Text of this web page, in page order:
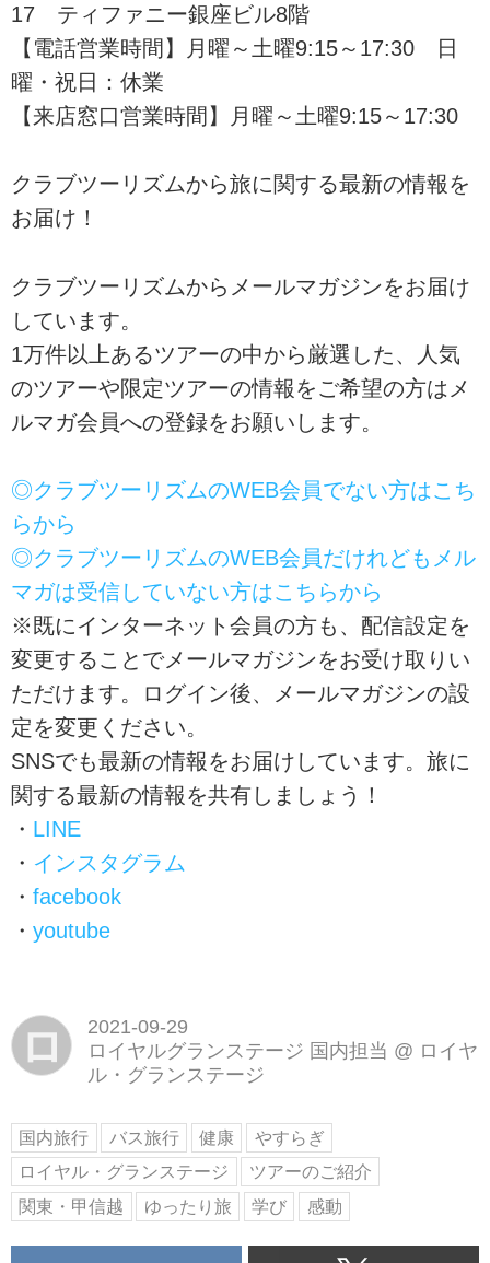
17 ティファニー銀座ビル8階
【電話営業時間】月曜～土曜9:15～17:30 日
曜・祝日：休業
【来店窓口営業時間】月曜～土曜9:15～17:30
クラブツーリズムから旅に関する最新の情報を
お届け！
クラブツーリズムからメールマガジンをお届け
しています。
1万件以上あるツアーの中から厳選した、人気
のツアーや限定ツアーの情報をご希望の方はメ
ルマガ会員への登録をお願いします。
◎クラブツーリズムのWEB会員でない方はこち
らから
◎クラブツーリズムのWEB会員だけれどもメル
マガは受信していない方はこちらから
※既にインターネット会員の方も、配信設定を
変更することでメールマガジンをお受け取りい
ただけます。ログイン後、メールマガジンの設
定を変更ください。
SNSでも最新の情報をお届けしています。旅に
関する最新の情報を共有しましょう！
・ LINE
・ インスタグラム
・ facebook
・ youtube
ロ
2021-09-29
ロイヤルグランステージ 国内担当 @ ロイヤ
ル・グランステージ
国内旅行 バス旅行 健康
やすらぎ
ロイヤル・グランステージ
ツアーのご紹介
関東・甲信越
ゆったり旅 学び 感動